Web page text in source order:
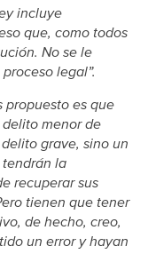
incluye
que, como todos
No se le
legal”.
propuesto es que
menor de
grave, sino un
la
recuperar sus
tienen que tener
de hecho, creo,
un error y hayan